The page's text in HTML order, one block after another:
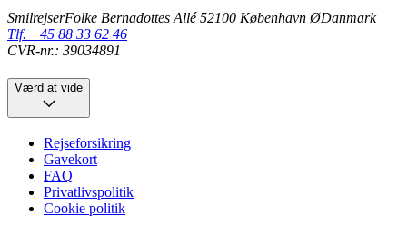
SmilrejserFolke Bernadottes Allé 52100 København ØDanmark
Tlf. +45 88 33 62 46
CVR-nr.: 39034891
Værd at vide
Rejseforsikring
Gavekort
FAQ
Privatlivspolitik
Cookie politik